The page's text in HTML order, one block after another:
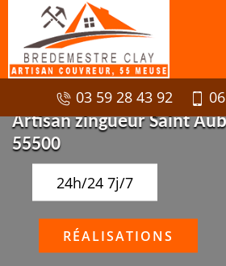
03 59 28 43 92
Artisan zingueur Saint
55500
24h/24 7j/7
RÉALISATIONS